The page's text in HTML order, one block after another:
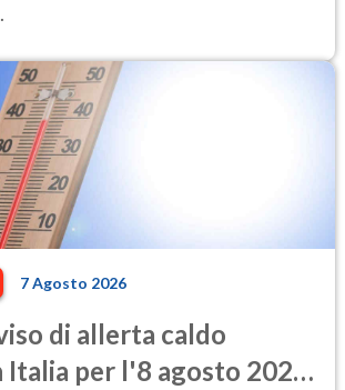
7 Agosto 2026
di allerta caldo
Italia per l'8 agosto 2026: